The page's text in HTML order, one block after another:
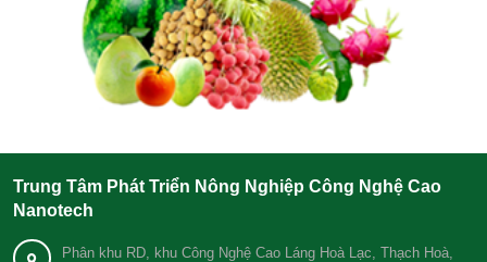
Trung Tâm Phát Triển Nông Nghiệp Công Nghệ Cao
Nanotech
Phân khu RD, khu Công Nghệ Cao Láng Hoà Lạc, Thạch Hoà,